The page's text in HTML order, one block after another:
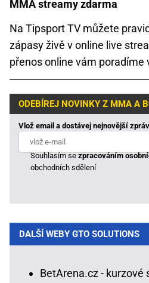
MMA streamy zdarma
Na Tipsport TV můžete
zápasy živě v online live
přenos online vám poradíme
ODEBÍREJ NOVINKY Z MMA A
Vlož email a dostávej nejnovější
Souhlasím sezpracováním
obchodních sdělení
DALŠÍ WEBY GTO SOLUTIONS
BetArena.cz - kurzové